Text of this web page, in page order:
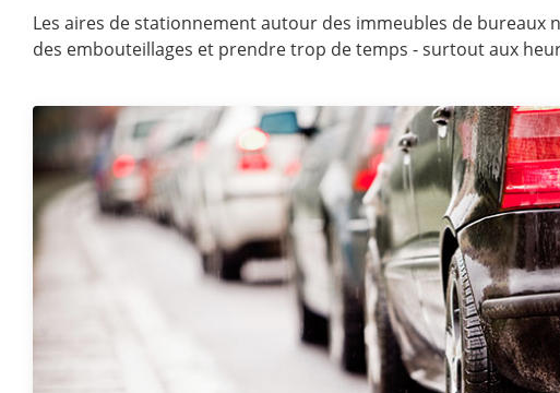
Les aires de stationnement autour des immeubles de
des embouteillages et prendre trop de temps - surtout aux